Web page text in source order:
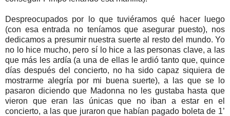
Despreocupados por lo que tuviéramos qué hacer luego
(con esa entrada no teníamos que asegurar puesto), nos
dedicamos a presumir nuestra suerte al resto del mundo. Yo
no lo hice mucho, pero sí lo hice a las personas clave, a las
que más les ardía (a una de ellas le ardió tanto que, quince
días después del concierto, no ha sido capaz siquiera de
mostrarme alegría por mi buena suerte), a las que se lo
pasaron diciendo que Madonna no les gustaba hasta que
vieron que eran las únicas que no iban a estar en el
concierto, a las que juraron que habían pagado boleta de 1’